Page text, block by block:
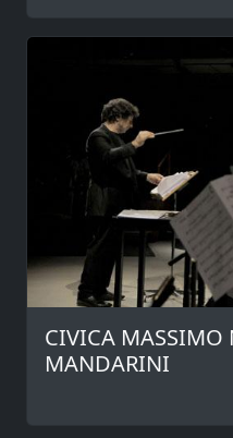
CIVICA MASSIMO
MANDARINI